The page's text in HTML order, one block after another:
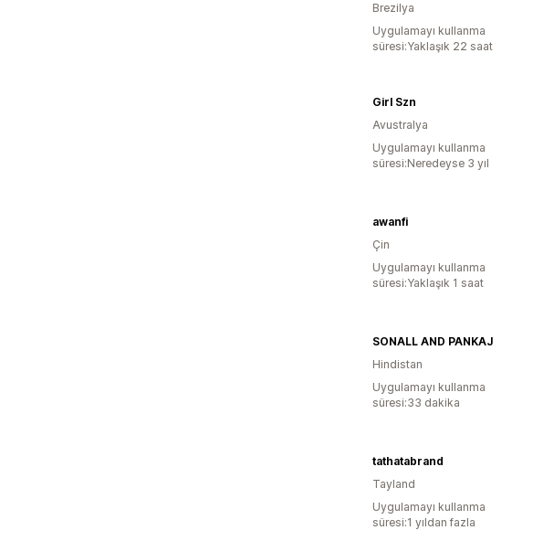
Brezilya
Uygulamayı kullanma
süresi:Yaklaşık 22 saat
Girl Szn
Avustralya
Uygulamayı kullanma
süresi:Neredeyse 3 yıl
awanfi
Çin
Uygulamayı kullanma
süresi:Yaklaşık 1 saat
SONALL AND PANKAJ
Hindistan
Uygulamayı kullanma
süresi:33 dakika
tathatabrand
Tayland
Uygulamayı kullanma
süresi:1 yıldan fazla